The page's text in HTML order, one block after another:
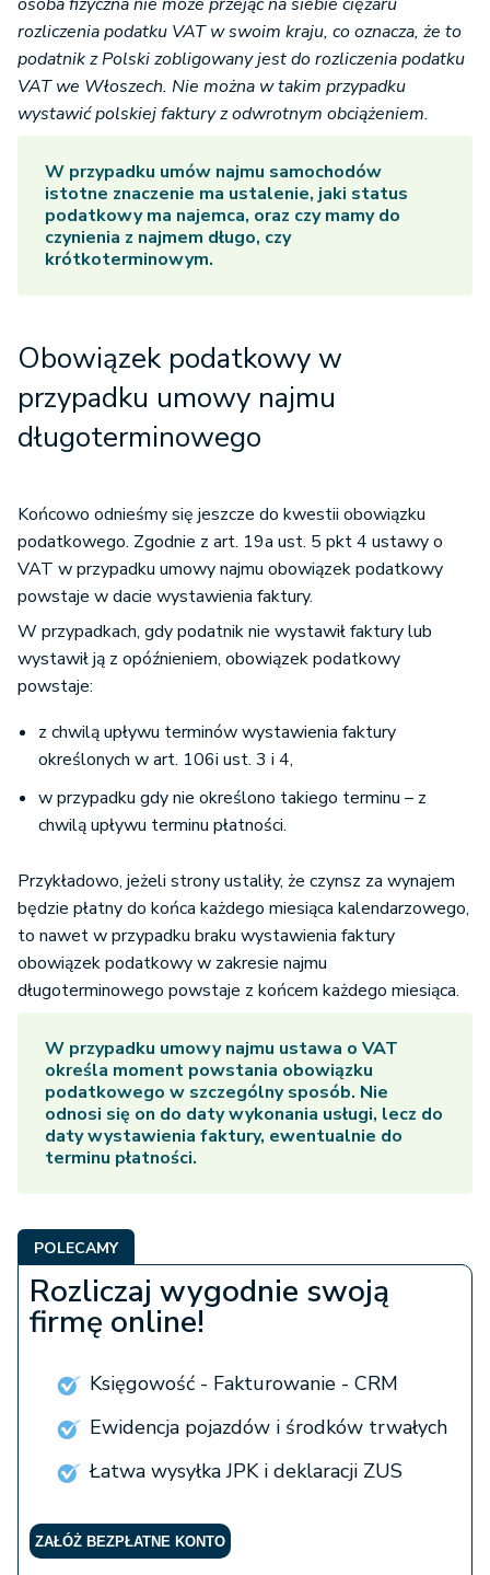
rozliczenia podatku VAT w swoim kraju, co oznacza, że to
podatnik z Polski zobligowany jest do rozliczenia podatku
VAT we Włoszech. Nie można w takim przypadku
wystawić polskiej faktury z odwrotnym obciążeniem.
W przypadku umów najmu samochodów
istotne znaczenie ma ustalenie, jaki status
podatkowy ma najemca, oraz czy mamy do
czynienia z najmem długo, czy
krótkoterminowym.
Obowiązek podatkowy w
przypadku umowy najmu
długoterminowego
Końcowo odnieśmy się jeszcze do kwestii obowiązku
podatkowego. Zgodnie z art. 19a ust. 5 pkt 4 ustawy o
VAT w przypadku umowy najmu obowiązek podatkowy
powstaje w dacie wystawienia faktury.
W przypadkach, gdy podatnik nie wystawił faktury lub
wystawił ją z opóźnieniem, obowiązek podatkowy
powstaje:
z chwilą upływu terminów wystawienia faktury
określonych w art. 106i ust. 3 i 4,
w przypadku gdy nie określono takiego terminu – z
chwilą upływu terminu płatności.
Przykładowo, jeżeli strony ustaliły, że czynsz za wynajem
będzie płatny do końca każdego miesiąca kalendarzowego,
to nawet w przypadku braku wystawienia faktury
obowiązek podatkowy w zakresie najmu
długoterminowego powstaje z końcem każdego miesiąca.
W przypadku umowy najmu ustawa o VAT
określa moment powstania obowiązku
podatkowego w szczególny sposób. Nie
odnosi się on do daty wykonania usługi, lecz do
daty wystawienia faktury, ewentualnie do
terminu płatności.
POLECAMY
Rozliczaj wygodnie swoją
firmę online!
Księgowość - Fakturowanie - CRM
Ewidencja pojazdów i środków trwałych
Łatwa wysyłka JPK i deklaracji ZUS
ZAŁÓŻ BEZPŁATNE KONTO